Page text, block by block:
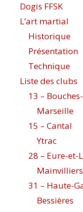
Dogis FFSK
L’art martial
Historique
Présentation
Technique
Liste des clubs
13 –
Marseille
15 – Cantal
Ytrac
28 – Eure-et-
Mainvilliers
31 – Haute-
Bessières